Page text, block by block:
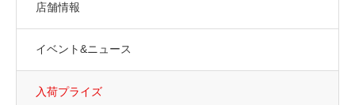
店舗情報
イベント&ニュース
入荷プライズ